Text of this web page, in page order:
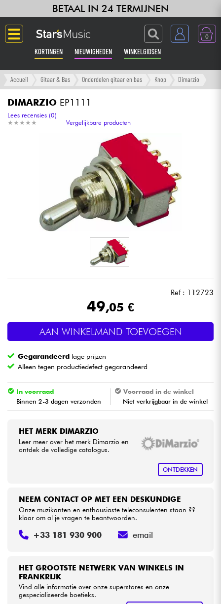
BETAAL IN 24 TERMIJNEN
0
KORTINGEN NIEUWIGHEDEN WINKELGIDSEN
Langue
Gitaar & Bas
Versterker & Effecten
Toetsenbord & Piano
Synths & samplers
Home-studio
Hoofdtelefoon
Licht
Drums & percussie
Blaasinstrument
Viool & Quatuor
Kinderen
Sets
Bekijk onze merken
Accueil Gitaar & Bas Onderdelen gitaar en bas Knop Dimarzio
DIMARZIO EP1111
★ ★ ★ ★ ★
★ ★ ★ ★ ★
Lees recensies (0)
Vergelijkbare producten
Ref : 112723
49,05 €
AAN WINKELMAND TOEVOEGEN
Gegarandeerd lage prijzen
Alleen tegen productiedefect gegarandeerd
In voorraad
Binnen 2-3 dagen verzonden
Voorraad in de winkel
Niet verkrijgbaar in de winkel
HET MERK DIMARZIO
Leer meer over het merk Dimarzio en
ontdek de volledige catalogus.
ONTDEKKEN
HET GROOTSTE NETWERK VAN WINKELS IN
FRANKRIJK
Vind alle informatie over onze superstores en onze
gespecialiseerde boetieks.
NEEM CONTACT OP MET EEN DESKUNDIGE
Onze muzikanten en enthousiaste teleconsulenten staan ??
klaar om al je vragen te beantwoorden.
+33 181 930 900 email